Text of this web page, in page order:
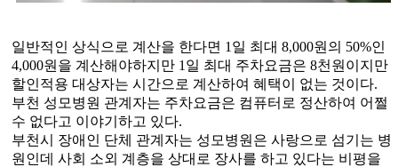
일반적인 상식으로 계산을 한다면 1 일 최대 8,000원의 50%인
4,000원을 계산해야하지만 1 일 최대 주차요금은 8천원이지만
할인적용 대상자는 시간으로 계산하여 혜택이 없는 것이다.
부천 성모병원 관계자는 주차요금은 컴퓨터로 정산하여 어쩔
수 없다고 이야기하고 있다.
부천시 장애인 단체 관계자는 성모병원은 사랑으로 섬기는 병
원인데 사회 소외 계층을 상대로 장사를 하고 있다는 비평을